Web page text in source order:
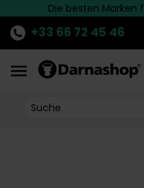
ENTDECKE
Schnelle
Die besten Marken
+33 66 72 45 46